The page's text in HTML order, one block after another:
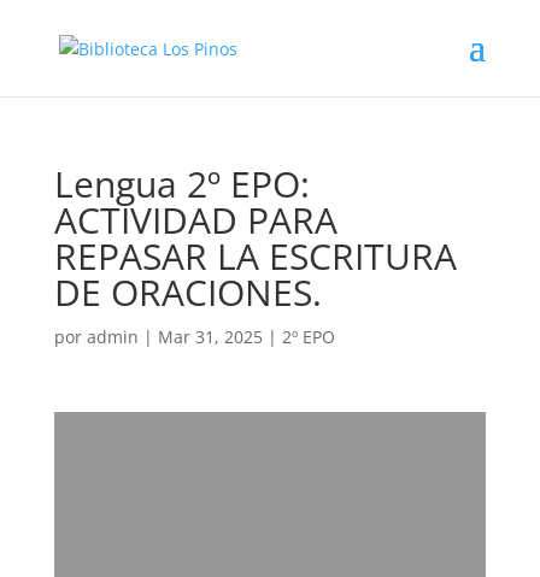
Lengua 2º EPO:
ACTIVIDAD PARA
REPASAR LA ESCRITURA
DE ORACIONES.
por admin | Mar 31, 2025| 2º EPO